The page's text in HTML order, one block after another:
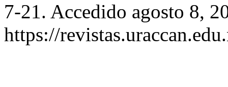
7-21. Accedido agosto 8,
https://